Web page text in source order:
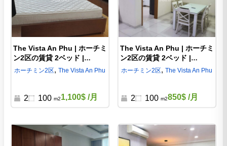
The Vista An Phu | ホーチミ
ン2区の賃貸 2ベッド |
VA907667
ホーチミン2区, The Vista An Phu
2 100 m21,100$ /月
The Vista An Phu | ホーチミ
ン2区の賃貸 2ベッド |
VA721291
ホーチミン2区, The Vista An Phu
2 100 m2850$ /月